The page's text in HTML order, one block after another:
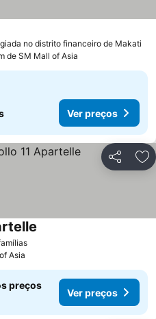
no distrito financeiro de Makati
de SM Mall of Asia
Ver preços
Partilhar
Asia
preços
Ver preços